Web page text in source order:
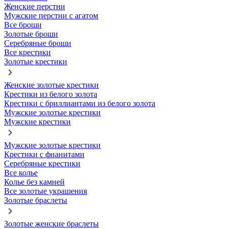
Женские перстни
Мужские перстни с агатом
Все броши
Золотые броши
Серебряные броши
Все крестики
Золотые крестики
Женские золотые крестики
Крестики из белого золота
Крестики с бриллиантами из белого золота
Мужские золотые крестики
Мужские крестики
Мужские золотые крестики
Крестики с фианитами
Серебряные крестики
Все колье
Колье без камней
Все золотые украшения
Золотые браслеты
Золотые женские браслеты